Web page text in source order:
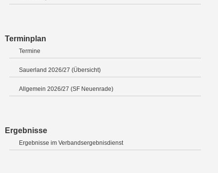
Terminplan
Termine
Sauerland 2026/27 (Übersicht)
Allgemein 2026/27 (SF Neuenrade)
Ergebnisse
Ergebnisse im Verbandsergebnisdienst